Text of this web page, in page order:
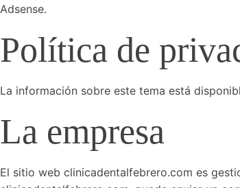
Adsense.
Política de
La información sobre este tema está
La empresa
El sitio web clinicadentalfebrero.com es